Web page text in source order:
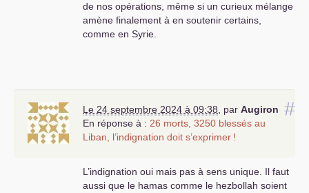
de nos opérations, même si un curieux mélange
amène finalement à en soutenir certains,
comme en Syrie.
#
Le 24 septembre 2024 à 09:38 par Augiron
En réponse à : 26 morts, 3250 blessés au
Liban, l’indignation doit s’exprimer !
L’indignation oui mais pas à sens unique. Il faut
aussi que le hamas comme le hezbollah soient